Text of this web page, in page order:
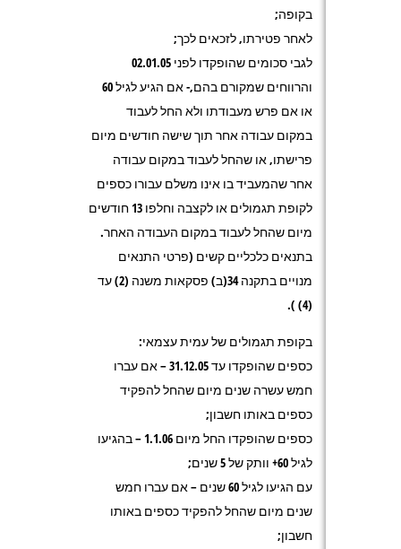
בקופה;
לאחר פטירתו, לזכאים לכך;
לגבי סכומים שהופקדו לפני 02.01.05
והרווחים שמקורם בהם,- אם הגיע לגיל 60
או אם פרש מעבודתו ולא החל לעבוד
במקום עבודה אחר תוך שישה חודשים מיום
פרישתו, או שהחל לעבוד במקום עבודה
אחר שהמעביד בו אינו משלם עבורו כספים
לקופת תגמולים או לקצבה וחלפו 13 חודשים
מיום שהחל לעבוד במקום העבודה האחר.
בתנאים כלכליים קשים (פרטי התנאים
מנויים בתקנה 34(ב) פסקאות משנה (2) עד
(4) ).
בקופת תגמולים של עמית עצמאי:
כספים שהופקדו עד 31.12.05 – אם עברו
חמש עשרה שנים מיום שהחל להפקיד
כספים באותו חשבון;
כספים שהופקדו החל מיום 1.1.06 – בהגיעו
לגיל 60+ וותק של 5 שנים;
עם הגיעו לגיל 60 שנים – אם עברו חמש
שנים מיום שהחל להפקיד כספים באותו
חשבון;